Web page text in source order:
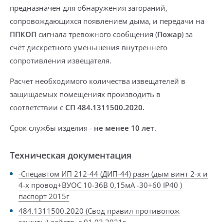
предназначен для обнаружения загораний,
сопровождающихся появлением дыма, и передачи на
ППКОП сигнала тревожного сообщения (Пожар) за
счёт дискретного уменьшения внутреннего
сопротивления извещателя.
Расчет необходимого количества извещателей в
защищаемых помещениях производить в
соответствии с СП 484.1311500.2020.
Срок службы изделия - не менее 10 лет.
Техническая документация
-Спецавтом ИП 212-44 (ДИП-44) разн (дым винт 2-х и
4-х провод+ВУОС 10-36В 0,15мА -30+60 IP40 )
паспорт 2015г
484.1311500.2020 (Свод правил противопож